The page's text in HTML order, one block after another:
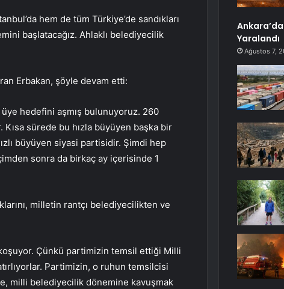
hem de tüm Türkiye’de sandıkları
başlatacağız. Ahlaklı belediyecilik
Erbakan, şöyle devam etti:
hedefini aşmış bulunuyoruz. 260
Kısa sürede bu hızla büyüyen başka bir
büyüyen siyasi partisidir. Şimdi hep
sonra da birkaç ay içerisinde 1
milletin rantçı belediyecilikten ve
Çünkü partimizin temsil ettiği Milli
Partimizin, o ruhun temsilcisi
milli belediyecilik dönemine kavuşmak
Yaralandı
Ağustos 7,